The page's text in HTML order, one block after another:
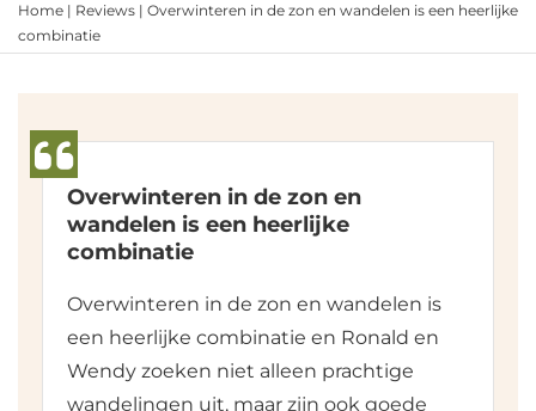
Home | Reviews | Overwinteren in de zon en wandelen is een heerlijke
combinatie
Overwinteren in de zon en
wandelen is een heerlijke
combinatie
Overwinteren in de zon en wandelen is
een heerlijke combinatie en Ronald en
Wendy zoeken niet alleen prachtige
wandelingen uit, maar zijn ook goede